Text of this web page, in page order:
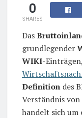
0
SHARES
Das
grundlegender
WIKI-
Definition des
Verständnis
handelt sich um